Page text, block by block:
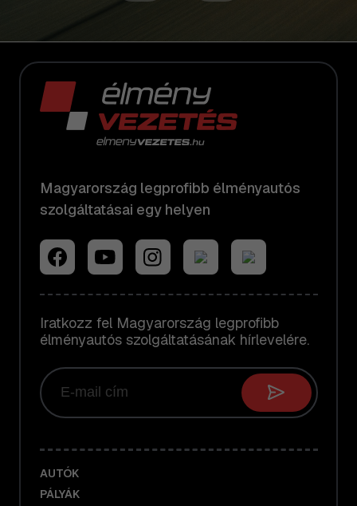
Magyarország legprofibb élményautós
szolgáltatásai egy helyen
Iratkozz fel Magyarország legprofibb
élményautós szolgáltatásának hírlevelére.
AUTÓK
PÁLYÁK